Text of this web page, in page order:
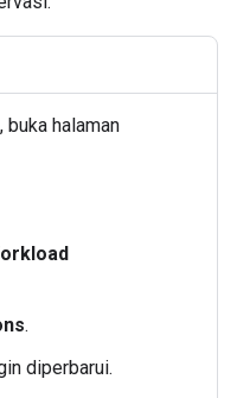
buka halaman
.
diperbarui.